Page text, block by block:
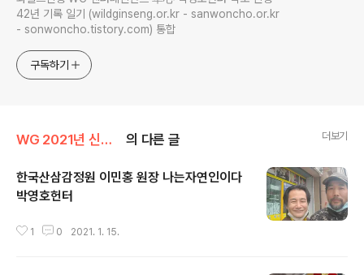
42년 기록 일기 (wildginseng.or.kr - sanwoncho.or.kr
- sonwoncho.tistory.com) 통합
구독하기
WG 2021년 신축년 기록 의 다른 글 더보기
한국산삼감정원 이민홍 원장 나는자연인이다
박영호헌터
1 0 2021. 1. 15.